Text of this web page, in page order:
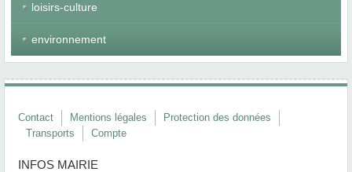
loisirs-culture
environnement
Contact Mentions légales
Protection des données
Transports
Compte
INFOS MAIRIE